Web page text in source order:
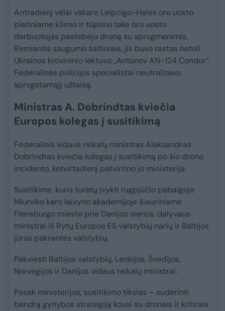
Antradienį vėlai vakare Leipcigo-Halės oro uosto
pietiniame kilimo ir tūpimo take oro uosto
darbuotojas pastebėjo droną su sprogmenimis.
Remiantis saugumo šaltiniais, jis buvo rastas netoli
Ukrainos krovininio lėktuvo „Antonov AN-124 Condor“.
Federalinės policijos specialistai neutralizavo
sprogstamąjį užtaisą.
Ministras A. Dobrindtas kviečia
Europos kolegas į susitikimą
Federalinis vidaus reikalų ministras Aleksandras
Dobrindtas kviečia kolegas į susitikimą po šio drono
incidento, ketvirtadienį patvirtino jo ministerija.
Susitikime, kuris turėtų įvykti rugpjūčio pabaigoje
Miurviko karo laivyno akademijoje šiauriniame
Flensburgo mieste prie Danijos sienos, dalyvaus
ministrai iš Rytų Europos ES valstybių narių ir Baltijos
jūros pakrantės valstybių.
Pakviesti Baltijos valstybių, Lenkijos, Švedijos,
Norvegijos ir Danijos vidaus reikalų ministrai.
Pasak ministerijos, susitikimo tikslas – suderinti
bendrą gynybos strategiją kovai su dronais ir kritinės